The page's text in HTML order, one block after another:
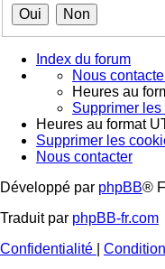
Index du forum
Nous
Heures au
Supprimer
Heures au format
Supprimer les
Nous contacter
Développé par phpBB®
Traduit par phpBB-fr.com
Confidentialité